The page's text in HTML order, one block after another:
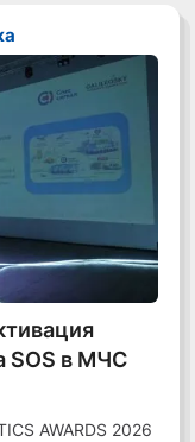
SOS в МЧС
AWARDS 2026